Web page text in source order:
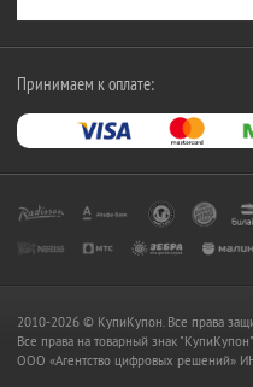
Принимаем к оплате:
2010-2026 © КупиКупон. Все права
Все права на товарный знак
OOO «Агентство цифровых решений»